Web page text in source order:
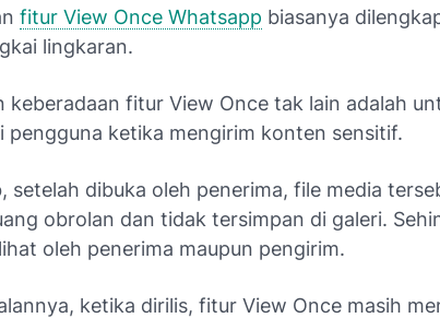
fitur View Once Whatsapp biasanya
lingkaran.
keberadaan fitur View Once tak lain adalah
pengguna ketika mengirim konten sensitif.
setelah dibuka oleh penerima, file media
obrolan dan tidak tersimpan di galeri.
oleh penerima maupun pengirim.
ketika dirilis, fitur View Once masih